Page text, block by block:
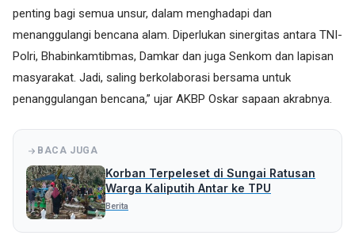
penting bagi semua unsur, dalam menghadapi dan
menanggulangi bencana alam. Diperlukan sinergitas antara TNI-
Polri, Bhabinkamtibmas, Damkar dan juga Senkom dan lapisan
masyarakat. Jadi, saling berkolaborasi bersama untuk
penanggulangan bencana,” ujar AKBP Oskar sapaan akrabnya.
BACA JUGA
Korban Terpeleset di Sungai Ratusan
Warga Kaliputih Antar ke TPU
Berita